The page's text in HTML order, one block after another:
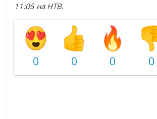
11:05 на НТВ.
0 0 0 0